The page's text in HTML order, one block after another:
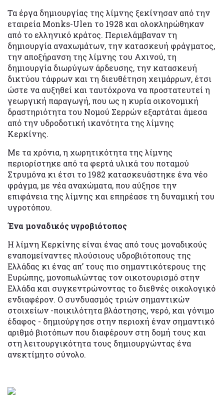
Τα έργα δημιουργίας της λίμνης ξεκίνησαν από την
εταιρεία Monks-Ulen το 1928 και ολοκληρώθηκαν
από το ελληνικό κράτος. Περιελάμβαναν τη
δημιουργία αναχωμάτων, την κατασκευή φράγματος,
την αποξήρανση της λίμνης του Αχινού, τη
δημιουργία διωρύγων άρδευσης, την κατασκευή
δικτύου τάφρων και τη διευθέτηση χειμάρρων, έτσι
ώστε να αυξηθεί και ταυτόχρονα να προστατευτεί η
γεωργική παραγωγή, που ως η κυρία οικονομική
δραστηριότητα του Νομού Σερρών εξαρτάται άμεσα
από την υδροδοτική ικανότητα της λίμνης
Κερκίνης.
Με τα χρόνια, η χωρητικότητα της λίμνης
περιορίστηκε από τα φερτά υλικά του ποταμού
Στρυμόνα κι έτσι το 1982 κατασκευάστηκε ένα νέο
φράγμα, με νέα αναχώματα, που αύξησε την
επιφάνεια της λίμνης και επηρέασε τη δυναμική του
υγροτόπου.
Ένα μοναδικός υγροβιότοπος
Η λίμνη Κερκίνης είναι ένας από τους μοναδικούς
εναπομείναντες πλούσιους υδροβιότοπους της
Ελλάδας κι ένας απ’ τους πιο σημαντικότερους της
Ευρώπης, μονοπωλώντας τον οικοτουρισμό στην
Ελλάδα και συγκεντρώνοντας το διεθνές οικολογικό
ενδιαφέρον. Ο συνδυασμός τριών σημαντικών
στοιχείων -ποικιλότητα βλάστησης, νερό, και γόνιμο
έδαφος - δημιούργησε στην περιοχή έναν σημαντικό
αριθμό βιοτόπων που διαφέρουν στη δομή τους και
στη λειτουργικότητα τους δημιουργώντας ένα
ανεκτίμητο σύνολο.